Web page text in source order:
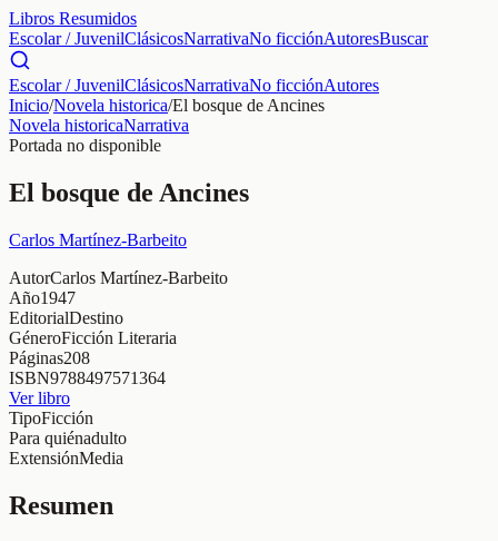
Libros Resumidos
Escolar / JuvenilClásicosNarrativaNo ficciónAutoresBuscar
Escolar / JuvenilClásicosNarrativaNo ficciónAutores
Inicio/Novela historica/El bosque de Ancines
Novela historicaNarrativa
Portada no disponible
El bosque de Ancines
Carlos Martínez-Barbeito
AutorCarlos Martínez-Barbeito
Año1947
EditorialDestino
GéneroFicción Literaria
Páginas208
ISBN9788497571364
Ver libro
TipoFicción
Para quiénadulto
ExtensiónMedia
Resumen